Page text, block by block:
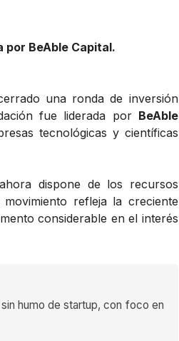
por BeAble Capital.
una ronda de inversión
fue liderada por BeAble
tecnológicas y científicas
dispone de los recursos
refleja la creciente
considerable en el interés
humo de startup, con foco en